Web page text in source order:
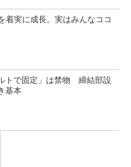
着実に成長。実はみんなココ
トで固定」は禁物 締結部設
基本